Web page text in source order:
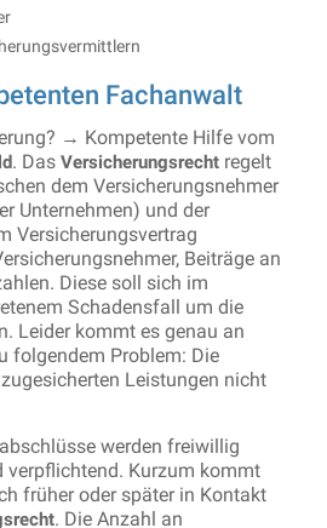
Fachanwalt
→ Kompetente Hilfe vom
. Das Versicherungsrecht regelt
dem Versicherungsnehmer
Unternehmen) und der
Versicherungsvertrag
Beiträge an
Diese soll sich im
Schadensfall um die
Leider kommt es genau an
folgendem Problem: Die
Leistungen nicht
werden freiwillig
verpflichtend. Kurzum kommt
früher oder später in Kontakt
. Die Anzahl an